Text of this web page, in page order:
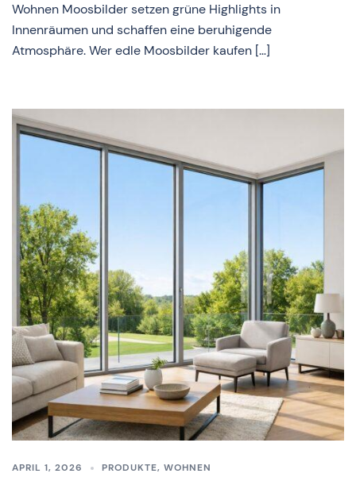
Wohnen Moosbilder setzen grüne Highlights in
Innenräumen und schaffen eine beruhigende
Atmosphäre. Wer edle Moosbilder kaufen […]
APRIL 1, 2026 PRODUKTE, WOHNEN